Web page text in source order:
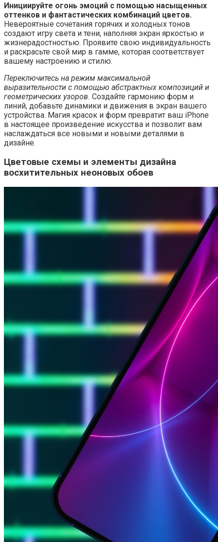
Инициируйте огонь эмоций с помощью насыщенных
оттенков и фантастических комбинаций цветов.
Невероятные сочетания горячих и холодных тонов
создают игру света и тени, наполняя экран яркостью и
жизнерадостностью. Проявите свою индивидуальность
и раскрасьте свой мир в гамме, которая соответствует
вашему настроению и стилю.
Переключитесь на режим максимальной
выразительности с помощью абстрактных композиций и
геометрических узоров. Создайте гармонию форм и
линий, добавьте динамики и движения в экран вашего
устройства. Магия красок и форм превратит ваш iPhone
в настоящее произведение искусства и позволит вам
наслаждаться все новыми и новыми деталями в
дизайне.
Цветовые схемы и элементы дизайна
восхитительных неоновых обоев